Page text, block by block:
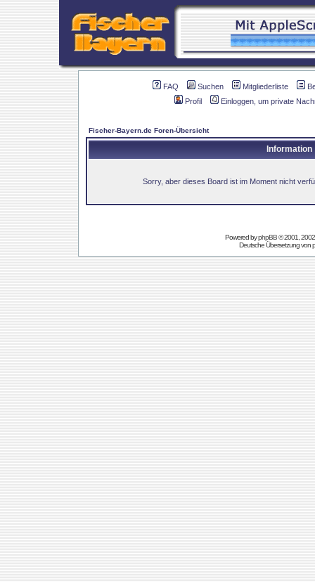
FAQ Suchen Mitgliederliste
Profil
Einloggen, um private
Fischer-Bayern.de Foren-Übersicht
Information
Sorry, aber dieses Board ist im Moment nicht
Powered byphpBB© 2001,
Deutsche Übersetzung von